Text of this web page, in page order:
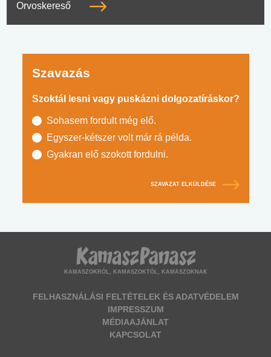
Orvoskereső
Szavazás
Szoktál lesni vagy puskázni dolgozatíráskor?
Sohasem fordult még elő.
Egyszer-kétszer volt már rá példa.
Gyakran elő szokott fordulni.
SZAVAZAT ELKÜLDÉSE
KAMASZOKRÓL, KAMASZOKTÓL, KAMASZOKNAK
FELHASZNÁLÁSI FELTÉTELEK ÉS ADATVÉDELEM
IMPRESSZUM
MÉDIAAJÁNLAT
KAPCSOLAT